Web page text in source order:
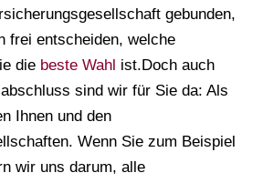
gebunden,
frei entscheiden, welche
die beste Wahl ist.Doch auch
sind wir für Sie da: Als
Ihnen und den
Wenn Sie zum Beispiel
wir uns darum, alle